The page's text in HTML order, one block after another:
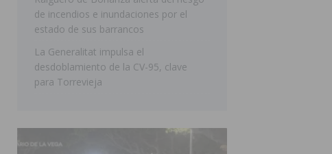
de incendios e inundaciones por el
estado de sus barrancos
La Generalitat impulsa el
desdoblamiento de la CV-95, clave
para Torrevieja